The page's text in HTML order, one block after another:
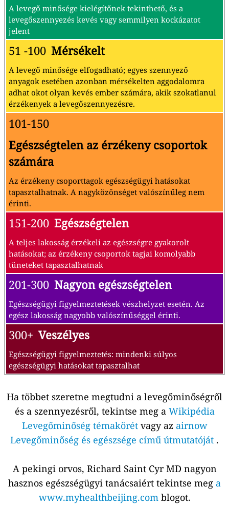
A levegő minősége kielégítőnek tekinthető, és a
levegőszennyezés kevés vagy semmilyen kockázatot
jelent
51 -100 Mérsékelt
A levegő minősége elfogadható; egyes szennyező
anyagok esetében azonban mérsékelten aggodalomra
adhat okot olyan kevés ember számára, akik szokatlanul
érzékenyek a levegőszennyezésre.
101-150
Egészségtelen az érzékeny csoportok
számára
Az érzékeny csoporttagok egészségügyi hatásokat
tapasztalhatnak. A nagyközönséget valószínűleg nem
érinti.
151-200 Egészségtelen
A teljes lakosság érzékeli az egészségre gyakorolt
hatásokat; az érzékeny csoportok tagjai komolyabb
tüneteket tapasztalhatnak
201-300 Nagyon egészségtelen
Egészségügyi figyelmeztetések vészhelyzet esetén. Az
egész lakosság nagyobb valószínűséggel érinti.
300+ Veszélyes
Egészségügyi figyelmeztetés: mindenki súlyos
egészségügyi hatásokat tapasztalhat
Ha többet szeretne megtudni a levegőminőségről
és a szennyezésről, tekintse meg a Wikipédia
Levegőminőség témakörétvagy az airnow
Levegőminőség és egészsége című útmutatóját .
A pekingi orvos, Richard Saint Cyr MD nagyon
hasznos egészségügyi tanácsaiért tekintse meg a
www.myhealthbeijing.comblogot.